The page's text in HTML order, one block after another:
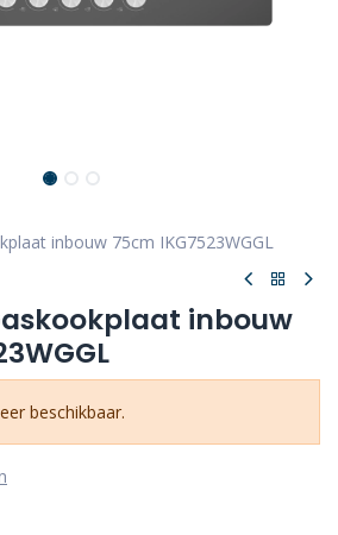
inbouw 75cm IKG7523WGGL
inbouw
beschikbaar.